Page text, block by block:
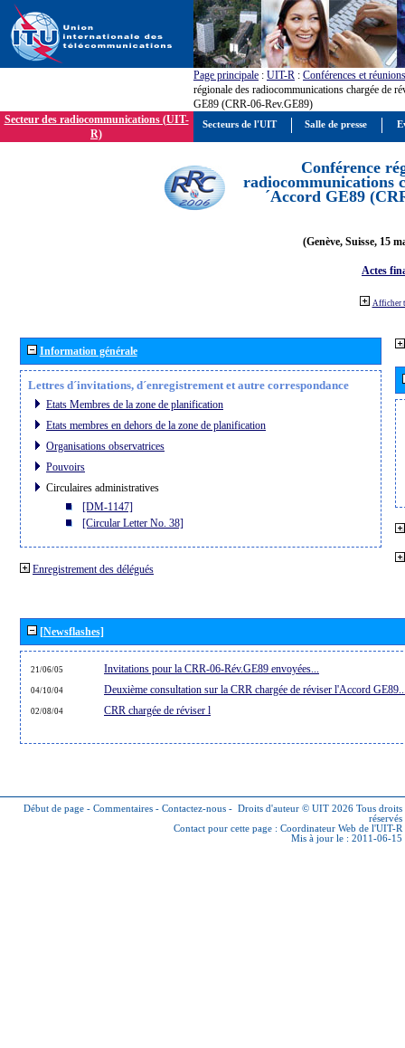
Page principale : UIT-R : Conférences et réunions
régionale des radiocommunications chargée de
GE89 (CRR-06-Rev.GE89)
Secteur des radiocommunications (UIT-
R)
Conférence
radiocommunications
´Accord GE89
(Genève, Suisse, 15
Actes
Afficher
Information générale
Lettres d´invitations, d´enregistrement et autre correspondance
Etats Membres de la zone de planification
Etats membres en dehors de la zone de planification
Organisations observatrices
Pouvoirs
Circulaires administratives
[DM-1147]
[Circular Letter No. 38]
Enregistrement des délégués
[Newsflashes]
21/06/05 Invitations pour la CRR-06-Rév.GE89 envoyées...
04/10/04 Deuxième consultation sur la CRR chargée de réviser l'Accord
02/08/04 CRR chargée de réviser l
Début de page - Commentaires - Contactez-nous - Droits d'auteur © UIT 2026 Tous droits
réservés
Contact pour cette page : Coordinateur Web de l'UIT-R
Mis à jour le : 2011-06-15
Secteurs de l'UIT Salle de presse